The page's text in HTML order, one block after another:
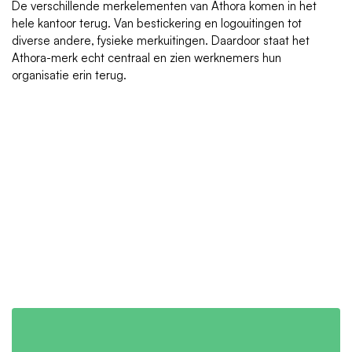
De verschillende merkelementen van Athora komen in het
hele kantoor terug. Van bestickering en logouitingen tot
diverse andere, fysieke merkuitingen. Daardoor staat het
Athora-merk echt centraal en zien werknemers hun
organisatie erin terug.